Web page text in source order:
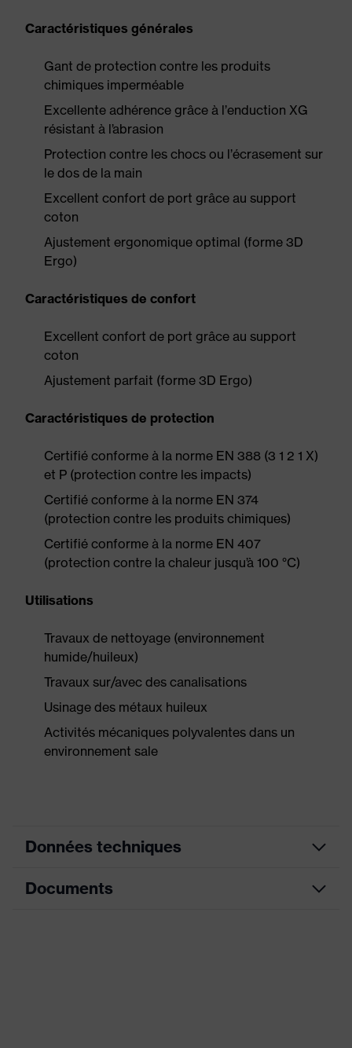
Caractéristiques générales
Gant de protection contre les produits
chimiques imperméable
Excellente adhérence grâce à l’enduction XG
résistant à l’abrasion
Protection contre les chocs ou l’écrasement sur
le dos de la main
Excellent confort de port grâce au support
coton
Ajustement ergonomique optimal (forme 3D
Ergo)
Caractéristiques de confort
Excellent confort de port grâce au support
coton
Ajustement parfait (forme 3D Ergo)
Caractéristiques de protection
Certifié conforme à la norme EN 388 (3 1 2 1 X)
et P (protection contre les impacts)
Certifié conforme à la norme EN 374
(protection contre les produits chimiques)
Certifié conforme à la norme EN 407
(protection contre la chaleur jusqu’à 100 °C)
Utilisations
Travaux de nettoyage (environnement
humide/huileux)
Travaux sur/avec des canalisations
Usinage des métaux huileux
Activités mécaniques polyvalentes dans un
environnement sale
Données techniques
couleur de
Documents